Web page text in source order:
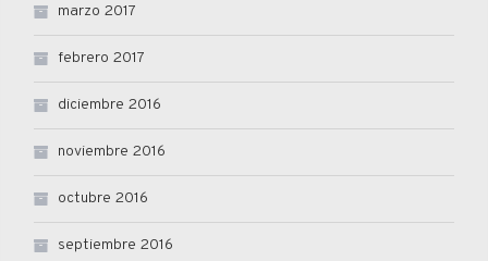
marzo 2017
febrero 2017
diciembre 2016
noviembre 2016
octubre 2016
septiembre 2016